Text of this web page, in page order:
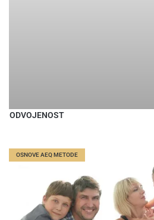
ODVOJENOST
OSNOVE AEQ METODE